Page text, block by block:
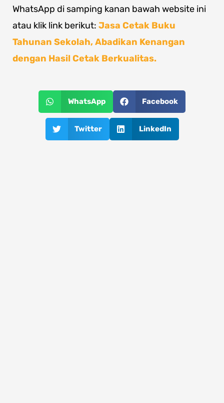
WhatsApp di samping kanan bawah website ini
atau klik link berikut: Jasa Cetak Buku
Tahunan Sekolah, Abadikan Kenangan
dengan Hasil Cetak Berkualitas.
WhatsApp Facebook
Twitter LinkedIn